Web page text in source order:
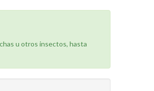
u otros insectos, hasta